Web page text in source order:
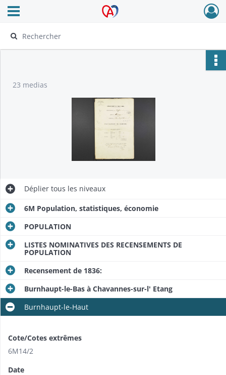
Archives Alsace - Colmar
Ouvrir le menu déroulant
23 medias
Déplier tous les niveaux
6M Population, statistiques, économie
POPULATION
LISTES NOMINATIVES DES RECENSEMENTS DE
POPULATION
Recensement de 1836:
Burnhaupt-le-Bas à Chavannes-sur-l' Etang
Burnhaupt-le-Haut
Cote/Cotes extrêmes
6M14/2
Date